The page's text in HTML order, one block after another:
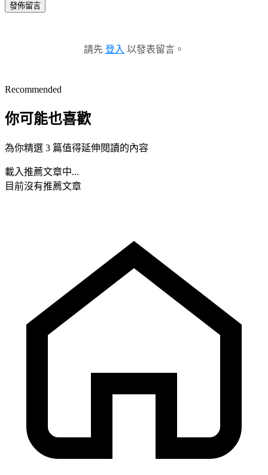
發佈留言
請先 登入 以發表留言。
Recommended
你可能也喜歡
為你精選 3 篇值得延伸閱讀的內容
載入推薦文章中...
目前沒有推薦文章